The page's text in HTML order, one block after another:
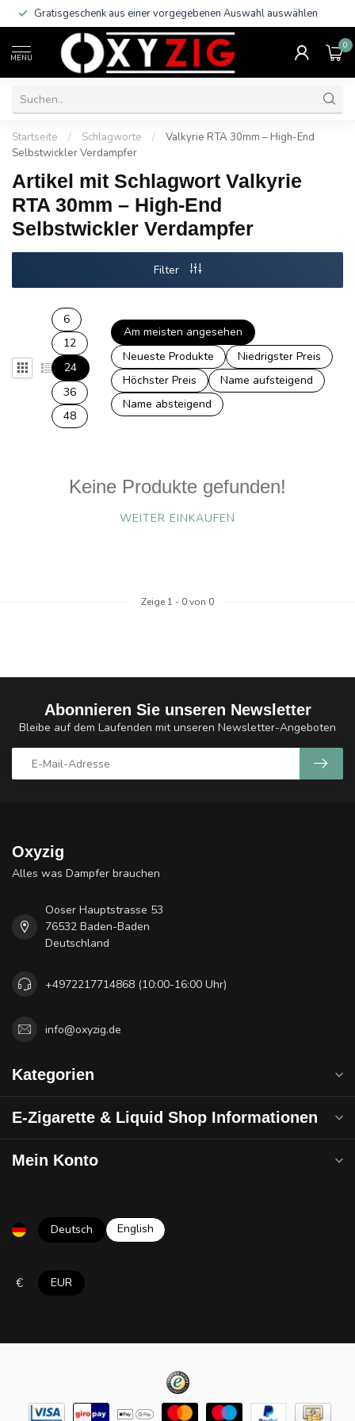
Gratisgeschenk aus einer vorgegebenen Auswahl auswählen
MENU
0
Startseite / Schlagworte /
Valkyrie RTA 30mm – High-End
Selbstwickler Verdampfer
Artikel mit Schlagwort Valkyrie
RTA 30mm – High-End
Selbstwickler Verdampfer
Filter
6
12
24
36
48
Am meisten angesehen
Neueste Produkte
Niedrigster Preis
Höchster Preis
Name aufsteigend
Name absteigend
Keine Produkte gefunden!
WEITER EINKAUFEN
Zeige 1 - 0von 0
Abonnieren Sie unseren Newsletter
Bleibe auf dem Laufenden mit unseren Newsletter-Angeboten
Oxyzig
Alles was Dampfer brauchen
Ooser Hauptstrasse 53
76532 Baden-Baden
Deutschland
+4972217714868 (10:00-16:00 Uhr)
info@oxyzig.de
Kategorien
E-Zigarette & Liquid Shop Informationen
Mein Konto
Deutsch English
€ EUR